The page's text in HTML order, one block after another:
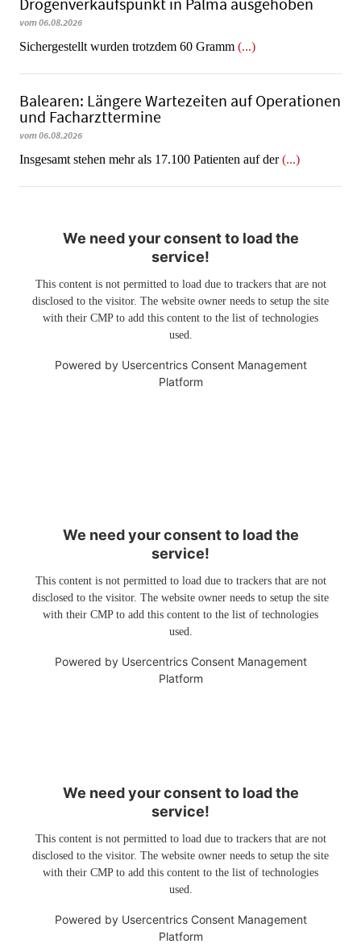
Dro­gen­ver­kaufs­punkt in Palma ausgehoben
vom 06.08.2026
​​​​​​​Sichergestellt wurden trotzdem 60 Gramm (...)
Balearen: Längere Wartezeiten auf Operationen
und Facharzttermine
vom 06.08.2026
Insgesamt stehen mehr als 17.100 Patienten auf der(...)
We need your consent to load the
service!
This content is not permitted to load due to trackers that are not
disclosed to the visitor. The website owner needs to setup the site
with their CMP to add this content to the list of technologies
used.
Powered by Usercentrics Consent Management
Platform
We need your consent to load the
service!
This content is not permitted to load due to trackers that are not
disclosed to the visitor. The website owner needs to setup the site
with their CMP to add this content to the list of technologies
used.
Powered by Usercentrics Consent Management
Platform
We need your consent to load the
service!
This content is not permitted to load due to trackers that are not
disclosed to the visitor. The website owner needs to setup the site
with their CMP to add this content to the list of technologies
used.
Powered by Usercentrics Consent Management
Platform